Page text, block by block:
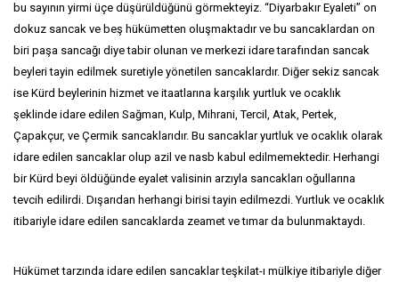
bu sayının yirmi üçe düşürüldüğünü görmekteyiz. “Diyarbakır Eyaleti” on
dokuz sancak ve beş hükümetten oluşmaktadır ve bu sancaklardan on
biri paşa sancağı diye tabir olunan ve merkezi idare tarafından sancak
beyleri tayin edilmek suretiyle yönetilen sancaklardır. Diğer sekiz sancak
ise Kürd beylerinin hizmet ve itaatlarına karşılık yurtluk ve ocaklık
şeklinde idare edilen Sağman, Kulp, Mihrani, Tercil, Atak, Pertek,
Çapakçur, ve Çermik sancaklarıdır. Bu sancaklar yurtluk ve ocaklık olarak
idare edilen sancaklar olup azil ve nasb kabul edilmemektedir. Herhangi
bir Kürd beyi öldüğünde eyalet valisinin arzıyla sancakları oğullarına
tevcih edilirdi. Dışarıdan herhangi birisi tayin edilmezdi. Yurtluk ve ocaklık
itibariyle idare edilen sancaklarda zeamet ve tımar da bulunmaktaydı.
Hükümet tarzında idare edilen sancaklar teşkilat-ı mülkiye itibariyle diğer